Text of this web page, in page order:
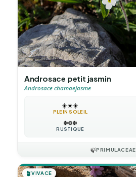
Androsace petit jasmin
Androsace chamaejasme
☀️☀️☀️
PLEIN SOLEIL
❄️❄️❄️
RUSTIQUE
🍃PRIMULACEAE
🪴VIVACE